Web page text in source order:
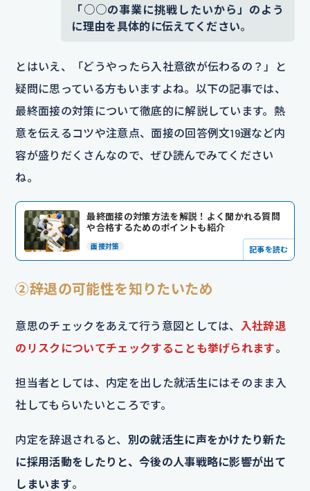
「○○の事業に挑戦したいから」のよう
に理由を具体的に伝えてください。
とはいえ、「どうやったら入社意欲が伝わるの？」と
疑問に思っている方もいますよね。以下の記事では、
最終面接の対策について徹底的に解説しています。熱
意を伝えるコツや注意点、面接の回答例文19選など内
容が盛りだくさんなので、ぜひ読んでみてください
ね。
最終面接の対策方法を解説！よく聞かれる質問
や合格するためのポイントも紹介
面接対策 記事を読む
②辞退の可能性を知りたいため
意思のチェックをあえて行う意図としては、 入社辞退
のリスクについてチェックすることも挙げられます。
担当者としては、内定を出した就活生にはそのまま入
社してもらいたいところです。
内定を辞退されると、 別の就活生に声をかけたり新た
に採用活動をしたりと、今後の人事戦略に影響が出て
しまいます。